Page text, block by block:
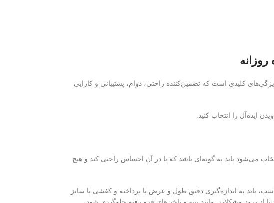
کلیدی است که تضمین‌کننده راحتی، دوام، پشتیبانی و کارایی
ایده‌آل را انتخاب کنید.
می‌شود باید به گونه‌ای باشد که پا در آن احساس راحتی کند و هیچ
باید به اندازه‌گیری دقیق طول و عرض پا پرداخته و کفشی با سایز